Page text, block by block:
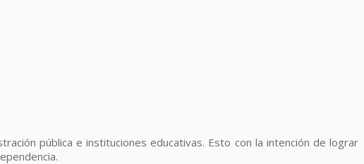
pública e instituciones educativas. Esto con la intención de lograr